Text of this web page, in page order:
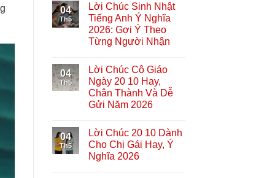
04
Th5
Lời Chúc Sinh Nhật
Tiếng Anh Ý Nghĩa
2026: Gợi Ý Theo
Từng Người Nhận
04
Th5
Lời Chúc Cô Giáo
Ngày 20 10 Hay,
Chân Thành Và Dễ
Gửi Năm 2026
04
Th5
Lời Chúc 20 10 Dành
Cho Chị Gái Hay, Ý
Nghĩa 2026